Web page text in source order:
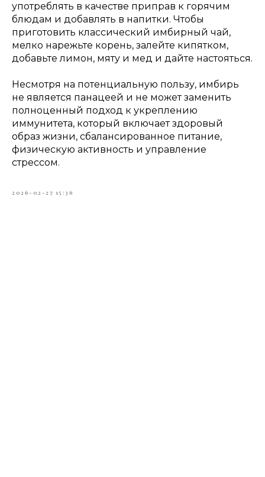
употреблять в качестве приправ к горячим
блюдам и добавлять в напитки. Чтобы
приготовить классический имбирный чай,
мелко нарежьте корень, залейте кипятком,
добавьте лимон, мяту и мед и дайте настояться.
Несмотря на потенциальную пользу, имбирь
не является панацеей и не может заменить
полноценный подход к укреплению
иммунитета, который включает здоровый
образ жизни, сбалансированное питание,
физическую активность и управление
стрессом.
2026-02-27 15:36